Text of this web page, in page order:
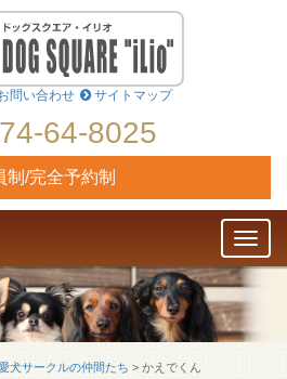
問い合わせ サイトマップ
64-8025
制/完全予約制
犬サークルの仲間たち > かえでくん